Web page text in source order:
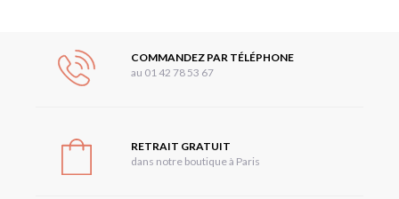
COMMANDEZ PAR TÉLÉPHONE
au 01 42 78 53 67
RETRAIT GRATUIT
dans notre boutique à Paris